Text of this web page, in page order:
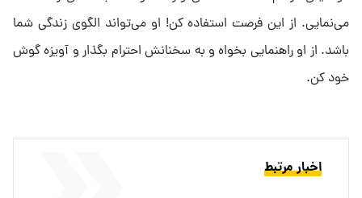
می‌نمایی. از این فرصت استفاده کن! او می‌تواند الگوی زندگی شما
باشد. از او راهنمایی بخواه و به سخنانش احترام بگذار و آویزه گوش
خود کن.
اخبار مرتبط